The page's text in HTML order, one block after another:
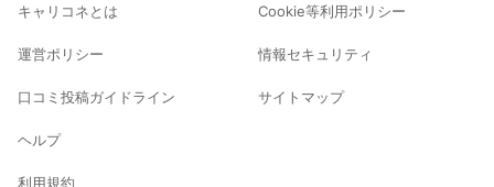
キャリコネとは
運営ポリシー
口コミ投稿ガイドライン
ヘルプ
利用規約
Cookie等利用ポリシー
情報セキュリティ
サイトマップ